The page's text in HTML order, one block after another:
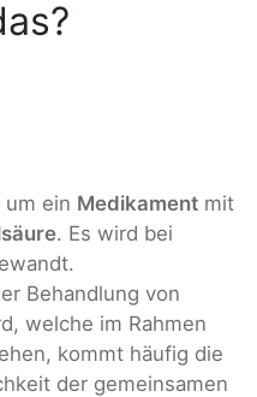
um ein Medikament mit
. Es wird bei
Behandlung von
welche im Rahmen
kommt häufig die
der gemeinsamen